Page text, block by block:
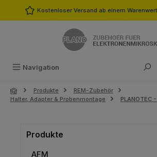
Zum Hauptinhalt springen
Kostenloser Versand ab einem
Navigation
Produkte
REM-Zubehör
Halter, Adapter & Probenmontage
PLANOTEC
Produkte
AFM